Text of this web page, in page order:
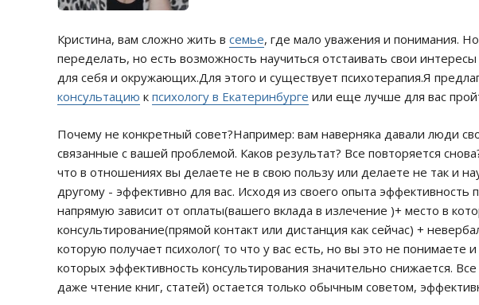
Кристина, вам сложно жить в семье, где мало уважения и понимания.
переделать, но есть возможность научиться отстаивать свои
для себя и окружающих.Для этого и существует психотерапия.Я
консультацию к психологу в Екатеринбурге или еще лучше для вас
Почему не конкретный совет?Например: вам наверняка давали люди
связанные с вашей проблемой. Каков результат? Все повторяется
что в отношениях вы делаете не в свою пользу или делаете не так и
другому - эффективно для вас. Исходя из своего опыта эффективность
напрямую зависит от оплаты(вашего вклада в излечение )+ место в
консультирование(прямой контакт или дистанция как сейчас) +
которую получает психолог( то что у вас есть, но вы это не понимаете
которых эффективность консультирования значительно снижается.
даже чтение книг, статей) остается только обычным советом,